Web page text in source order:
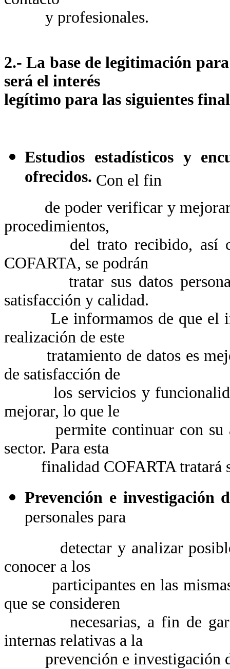
y profesionales.
2.- La base de legitimación
será el interés
legítimo para las siguientes
Estudios estadísticos y
ofrecidos. Con el fin
de poder verificar y mejorar
procedimientos,
del trato recibido, así
COFARTA, se podrán
tratar sus datos personales
satisfacción y calidad.
Le informamos de que el
realización de este
tratamiento de datos es
de satisfacción de
los servicios y
mejorar, lo que le
permite continuar con su
sector. Para esta
finalidad COFARTA tratará
Prevención e investigación
personales para
detectar y analizar posibles
conocer a los
participantes en las mismas
que se consideren
necesarias, a fin de
internas relativas a la
prevención e investigación